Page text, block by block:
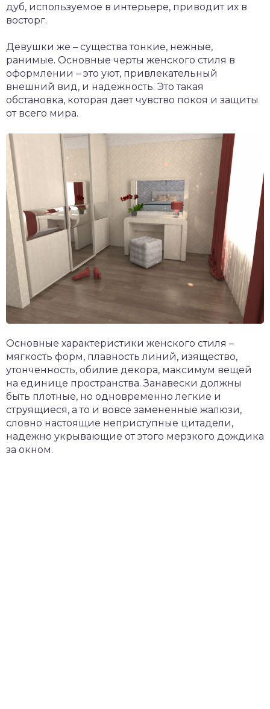
дуб, используемое в интерьере, приводит их в
восторг.
Девушки же – существа тонкие, нежные,
ранимые. Основные черты женского стиля в
оформлении – это уют, привлекательный
внешний вид, и надежность. Это такая
обстановка, которая дает чувство покоя и защиты
от всего мира.
Основные характеристики женского стиля –
мягкость форм, плавность линий, изящество,
утонченность, обилие декора, максимум вещей
на единице пространства. Занавески должны
быть плотные, но одновременно легкие и
струящиеся, а то и вовсе замененные жалюзи,
словно настоящие неприступные цитадели,
надежно укрывающие от этого мерзкого дождика
за окном.